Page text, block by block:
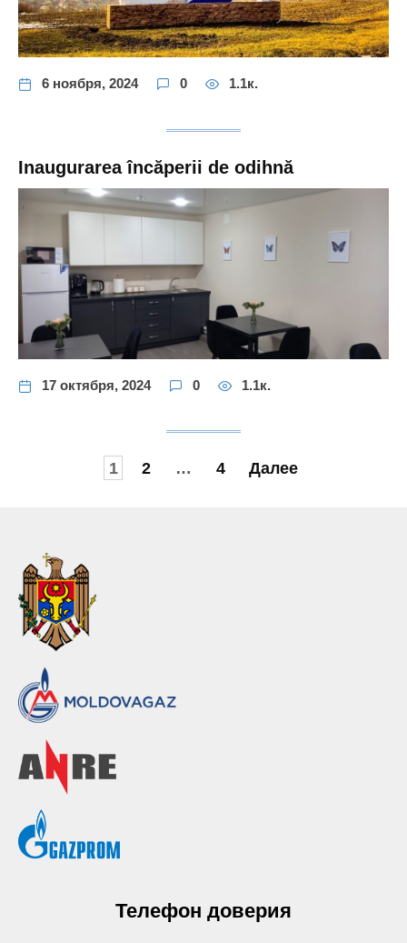
6 ноября, 2024 0 1.1к.
Inaugurarea încăperii de odihnă
17 октября, 2024 0 1.1к.
1 2 … 4 Далее
Телефон доверия